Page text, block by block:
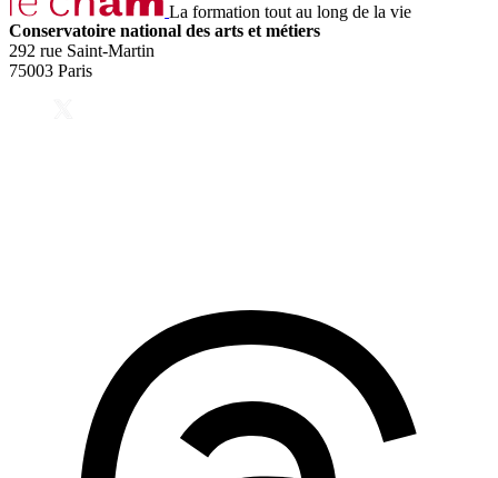
La formation tout au long de la vie
Conservatoire national des arts et métiers
292 rue Saint-Martin
75003 Paris